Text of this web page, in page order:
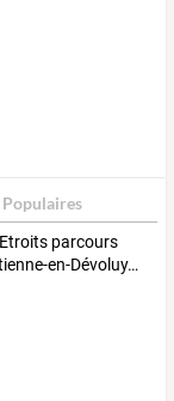
Populaires
Etroits parcours
en-Dévoluy…